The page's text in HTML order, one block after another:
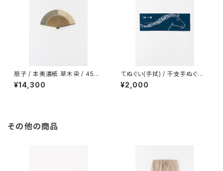
扇子 / 本美濃紙 草木染 / 45間
/ 栗・くるみ
¥14,300
てぬぐい(手拭) / 干支手ぬぐい /
馬 / 午年 / NAVY
¥2,000
その他の商品